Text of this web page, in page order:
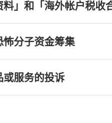
料」和「海外帐户税收
怖分子资金筹集
或服务的投诉